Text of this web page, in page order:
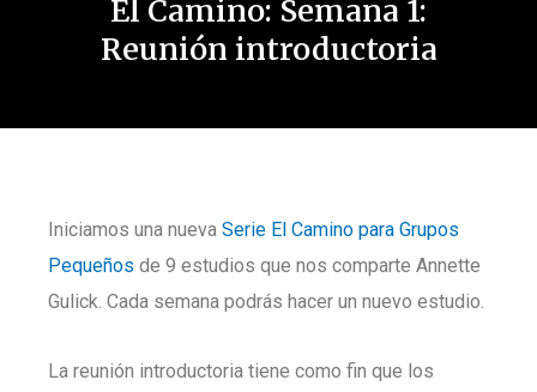
El Camino: Semana 1:
Reunión introductoria
Iniciamos una nueva Serie El Camino para Grupos
Pequeños de 9 estudios que nos comparte Annette
Gulick. Cada semana podrás hacer un nuevo estudio.
La reunión introductoria tiene como fin que los